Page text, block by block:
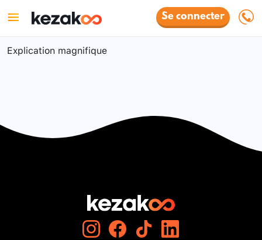
Se connecter
Explication magnifique